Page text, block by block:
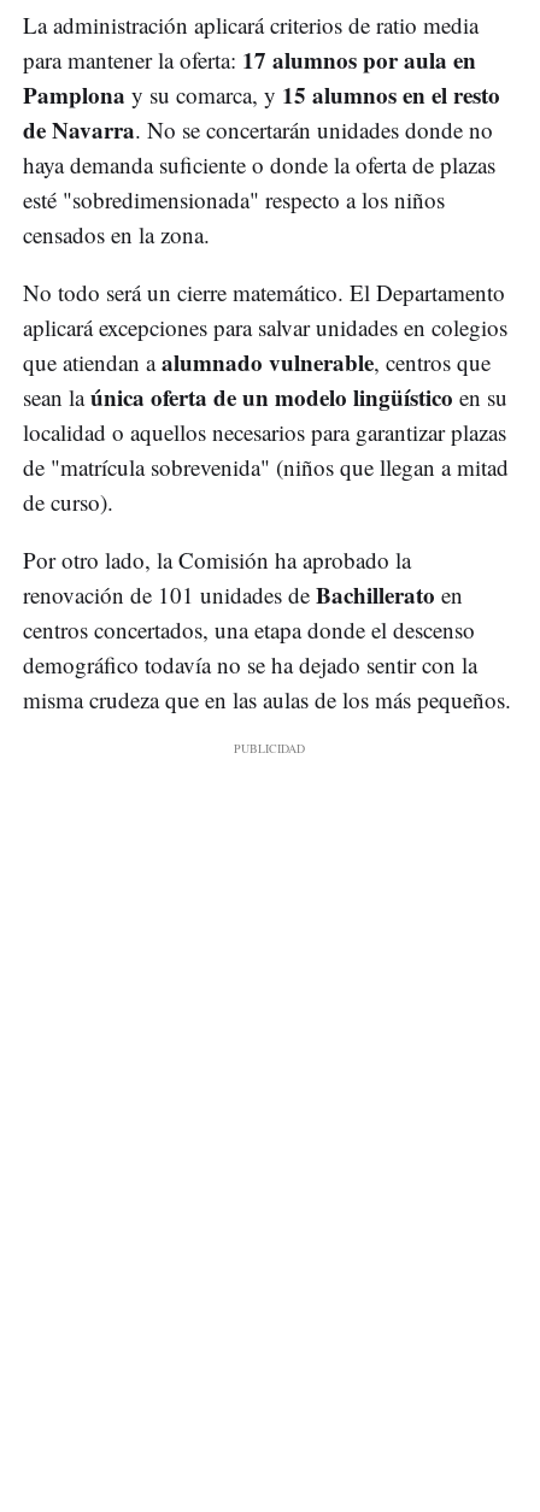
La administración aplicará criterios de ratio media
para mantener la oferta: 17 alumnos por aula en
Pamplona y su comarca, y 15 alumnos en el resto
de Navarra. No se concertarán unidades donde no
haya demanda suficiente o donde la oferta de plazas
esté "sobredimensionada" respecto a los niños
censados en la zona.
No todo será un cierre matemático. El Departamento
aplicará excepciones para salvar unidades en colegios
que atiendan aalumnado vulnerable, centros que
sean laúnica oferta de un modelo lingüístico en su
localidad o aquellos necesarios para garantizar plazas
de "matrícula sobrevenida" (niños que llegan a mitad
de curso).
Por otro lado, la Comisión ha aprobado la
renovación de 101 unidades de Bachillerato en
centros concertados, una etapa donde el descenso
demográfico todavía no se ha dejado sentir con la
misma crudeza que en las aulas de los más pequeños.